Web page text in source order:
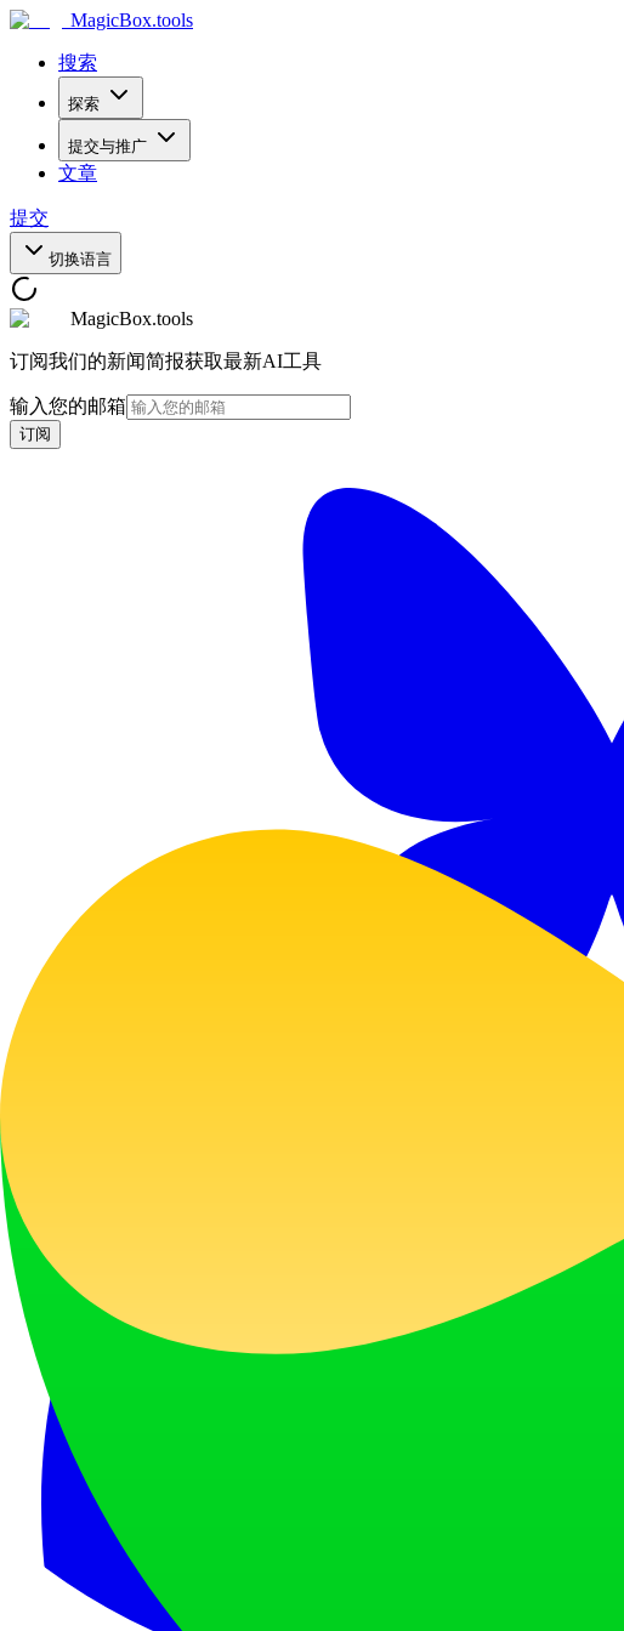
MagicBox.tools
搜索
探索
提交与推广
文章
提交
切换语言
MagicBox.tools
订阅我们的新闻简报获取最新AI工具
输入您的邮箱
订阅